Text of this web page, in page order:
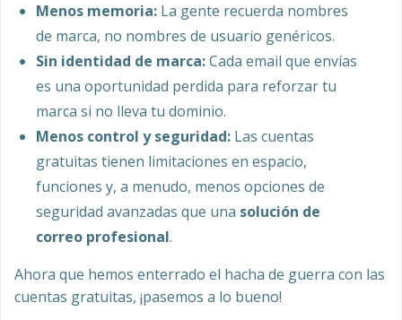
Menos memoria: La gente recuerda nombres
de marca, no nombres de usuario genéricos.
Sin identidad de marca:Cada email que envías
es una oportunidad perdida para reforzar tu
marca si no lleva tu dominio.
Menos control y seguridad: Las cuentas
gratuitas tienen limitaciones en espacio,
funciones y, a menudo, menos opciones de
seguridad avanzadas que una solución de
correo profesional.
Ahora que hemos enterrado el hacha de guerra con las
cuentas gratuitas, ¡pasemos a lo bueno!